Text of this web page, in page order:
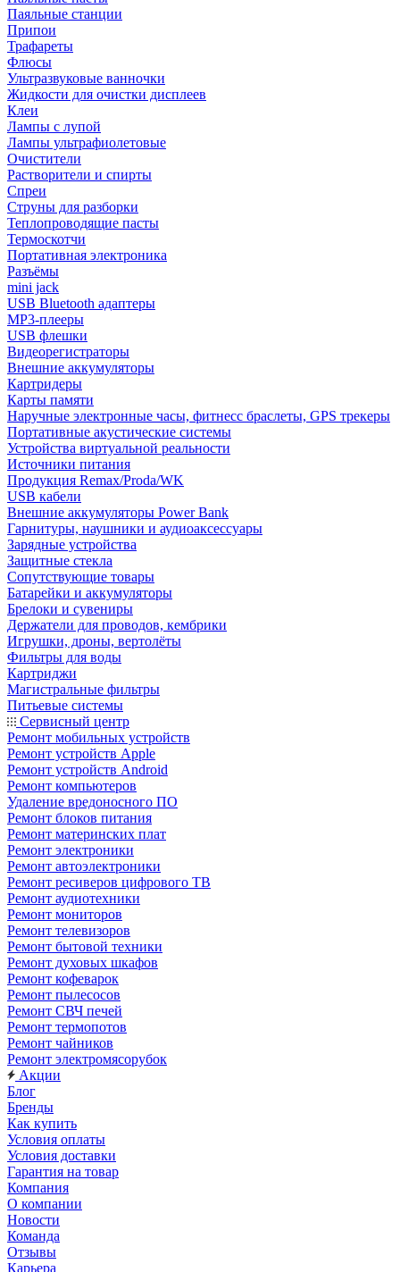
Паяльные станции
Припои
Трафареты
Флюсы
Ультразвуковые ванночки
Жидкости для очистки дисплеев
Клеи
Лампы с лупой
Лампы ультрафиолетовые
Очистители
Растворители и спирты
Спреи
Струны для разборки
Теплопроводящие пасты
Термоскотчи
Портативная электроника
Разъёмы
mini jack
USB Bluetooth адаптеры
MP3-плееры
USB флешки
Видеорегистраторы
Внешние аккумуляторы
Картридеры
Карты памяти
Наручные электронные часы, фитнесс браслеты, GPS трекеры
Портативные акустические системы
Устройства виртуальной реальности
Источники питания
Продукция Remax/Proda/WK
USB кабели
Внешние аккумуляторы Power Bank
Гарнитуры, наушники и аудиоаксессуары
Зарядные устройства
Защитные стекла
Сопутствующие товары
Батарейки и аккумуляторы
Брелоки и сувениры
Держатели для проводов, кембрики
Игрушки, дроны, вертолёты
Фильтры для воды
Картриджи
Магистральные фильтры
Питьевые системы
Сервисный центр
Ремонт мобильных устройств
Ремонт устройств Apple
Ремонт устройств Android
Ремонт компьютеров
Удаление вредоносного ПО
Ремонт блоков питания
Ремонт материнских плат
Ремонт электроники
Ремонт автоэлектроники
Ремонт ресиверов цифрового ТВ
Ремонт аудиотехники
Ремонт мониторов
Ремонт телевизоров
Ремонт бытовой техники
Ремонт духовых шкафов
Ремонт кофеварок
Ремонт пылесосов
Ремонт СВЧ печей
Ремонт термопотов
Ремонт чайников
Ремонт электромясорубок
Акции
Блог
Бренды
Как купить
Условия оплаты
Условия доставки
Гарантия на товар
Компания
О компании
Новости
Команда
Отзывы
Карьера